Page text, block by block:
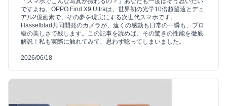
ですよね。OPPO Find X9 Ultraは、世界初の光学10倍超望遠とデュ
アル2億画素で、その夢を現実にする次世代スマホです。
Hasselblad共同開発のカメラが、遠くの感動も日常の一瞬も、プロ
級の美しさで残します。この記事を読めば、その驚きの性能を徹底
解説！私も実際に触れてみて、思わず唸ってしまいました。
2026/06/18